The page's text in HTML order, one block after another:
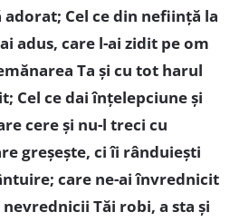
adorat; Cel ce din neființă la
adus, care l-ai zidit pe om
Ta și cu tot harul
Cel ce dai înțelepciune și
cere și nu-l treci cu
greșește, ci îi rânduiești
care ne-ai învrednicit
Tăi robi, a sta și